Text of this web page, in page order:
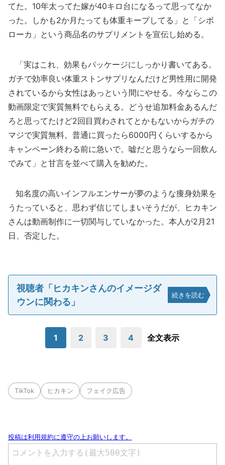
てた。10年太ってた嫁が40キロ台になるって思ってなか
った。しかも2か月たっても体重キープしてる」と「シボ
ローカ」という商品名のサプリメントを宣伝し始める。
「実はこれ、効果もパッケージにしっかり書いてある。
ガチで効率良い体重ストンサプリなんだけど男性用に開発
されているから女性はあっという間にやせる。今ならこの
動画限定で実質無料でもらえる。どうせ追加料金あるんだ
ろと思ってたけど2回目買わされてとかもないからガチの
マジで実質無料。普通に買ったら6000円くらいするから
キャンペーン終わる前に急いで。嘘だと思うなら一回飲ん
でみて」と甘言を並べて購入を勧めた。
知名度の高いインフルエンサーが夢のような痩身効果を
うたっていると、思わず信じてしまいそうだが、ヒカキン
さんは動画制作に一切関与していなかった。本人が2月21
日、否定した。
視聴者「ヒカキンさんのイメージダ
ウンに関わる」
続きを読む
1 2 3 4 全文表示
TikTok ヒカキン フェイク広告